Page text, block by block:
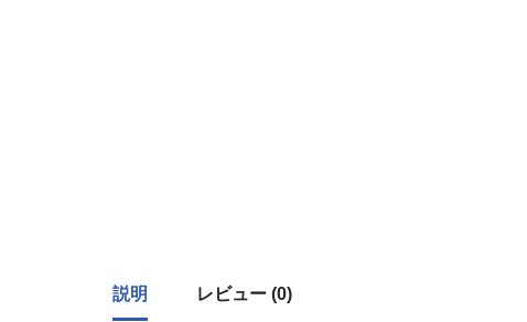
説明 レビュー (0)